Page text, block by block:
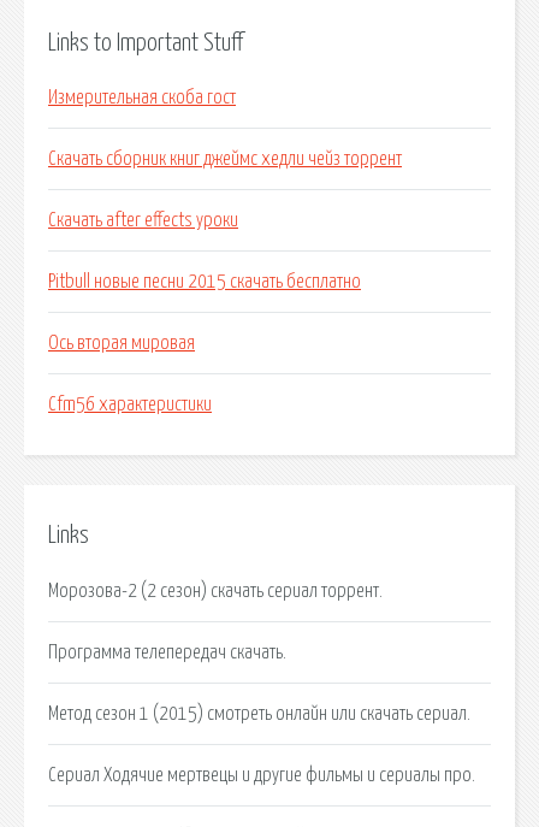
Links to Important Stuff
Измерительная скоба гост
Скачать сборник книг джеймс хедли чейз торрент
Скачать after effects уроки
Pitbull новые песни 2015 скачать бесплатно
Ось вторая мировая
Cfm56 характеристики
Links
Морозова-2 (2 сезон) скачать сериал торрент.
Программа телепередач скачать.
Метод сезон 1 (2015) смотреть онлайн или скачать сериал.
Сериал Ходячие мертвецы и другие фильмы и сериалы про.